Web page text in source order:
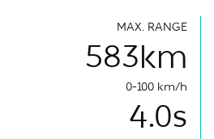
0-100 km/h
4.0s
MAX. RANGE
583km